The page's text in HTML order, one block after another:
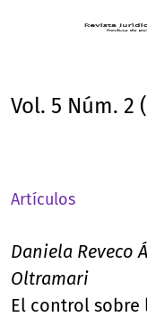
Vol. 5 Núm. 2
Artículos
Daniela Reveco
Oltramari
El control